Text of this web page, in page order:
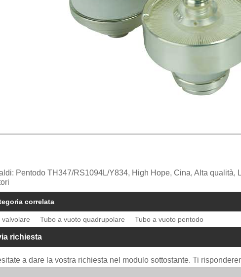
Pentodo TH347/RS1094L/Y834, High Hope, Cina, Alta qualità,
correlata
valvolare Tubo a vuoto quadrupolare Tubo a vuoto pentodo
richiesta
a dare la vostra richiesta nel modulo sottostante. Ti